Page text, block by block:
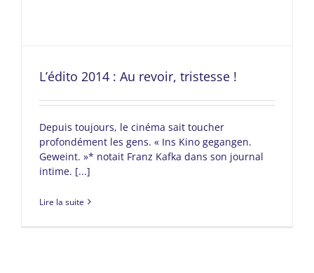
L’édito 2014 : Au revoir, tristesse !
Depuis toujours, le cinéma sait toucher
profondément les gens. « Ins Kino gegangen.
Geweint. »* notait Franz Kafka dans son journal
intime. [...]
Lire la suite